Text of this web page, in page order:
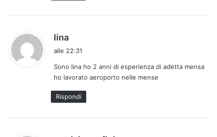
lina
e
t
t
o
alle 22:31
Sono lina ho 2 anni di esperienza di adetta mensa
ho lavorato aeroporto nelle mense
Rispondi